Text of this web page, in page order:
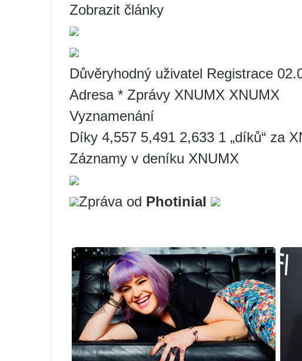
Zobrazit články
Důvěryhodný uživatel Registrace
Adresa * Zprávy XNUMX XNUMX
Vyznamenání
Díky 4,557 5,491 2,633 1 „díků“ za
Záznamy v deníku XNUMX
Zpráva od PhotiniaI